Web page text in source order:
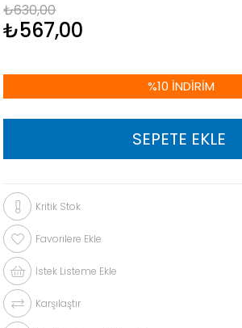
₺630,00
₺567,00
%10 İNDIRIM
Kritik Stok
Favorilere Ekle
İstek Listeme Ekle
Karşılaştır